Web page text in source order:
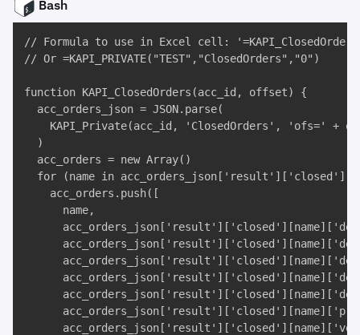
Bash
// Formula to use in Excel cell:
// Or =KAPI_PRIVATE("TEST","ClosedOrders","0")
function KAPI_ClosedOrders(acc_id, offset) {
  acc_orders_json = JSON.parse(
KAPI_Private(acc_id, 'ClosedOrders', 'ofs=' +
  )
  acc_orders = new Array()
for (name in acc_orders_json['result']['closed'])
    acc_orders.push([
      name,